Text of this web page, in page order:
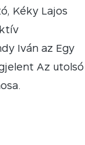
Kéky Lajos
Iván az Egy
Az utolsó